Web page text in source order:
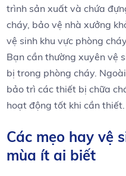
trình sản xuất và chứa
cháy, bảo vệ nhà xưởng
vệ sinh khu vực phòng
Bạn cần thường xuyên vệ
bị trong phòng cháy.
bảo trì các thiết bị chữa
hoạt động tốt khi cần thiết.
Các mẹo hay vệ
mùa ít ai biết